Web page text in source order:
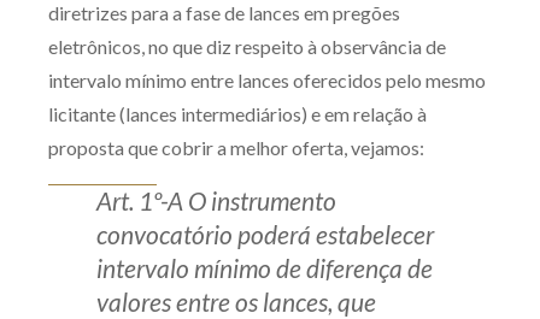
diretrizes para a fase de lances em pregões
eletrônicos, no que diz respeito à observância de
intervalo mínimo entre lances oferecidos pelo mesmo
licitante (lances intermediários) e em relação à
proposta que cobrir a melhor oferta, vejamos:
Art. 1º-A O instrumento
convocatório poderá estabelecer
intervalo mínimo de diferença de
valores entre os lances, que